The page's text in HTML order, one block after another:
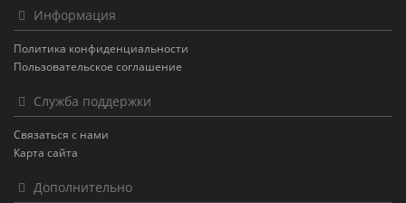
Информация
Политика конфиденциальности
Пользовательское соглашение
Служба поддержки
Связаться с нами
Карта сайта
Дополнительно